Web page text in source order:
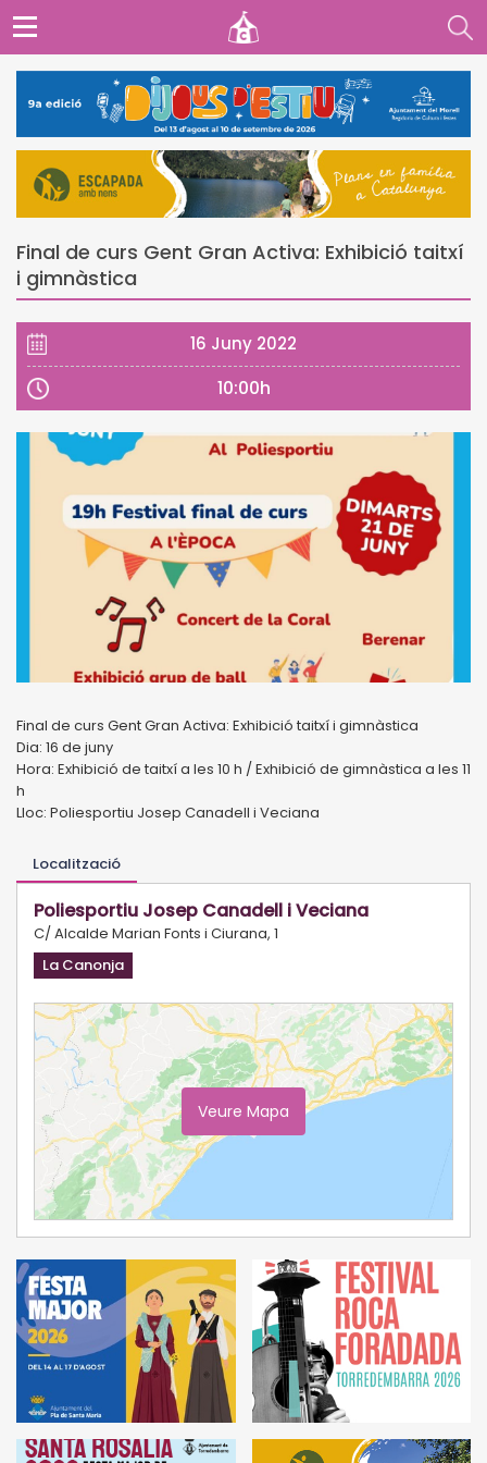
Final de curs Gent Gran Activa: Exhibició taitxí
i gimnàstica
16 Juny 2022
10:00h
Final de curs Gent Gran Activa: Exhibició taitxí i gimnàstica
Dia: 16 de juny
Hora: Exhibició de taitxí a les 10 h / Exhibició de gimnàstica a les 11
h
Lloc: Poliesportiu Josep Canadell i Veciana
Localització
Poliesportiu Josep Canadell i Veciana
C/ Alcalde Marian Fonts i Ciurana, 1
La Canonja
Veure Mapa